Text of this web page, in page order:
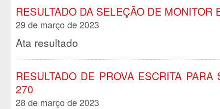
RESULTADO DA SELEÇÃO DE MONITOR
29 de março de 2023
Ata resultado
RESULTADO DE PROVA ESCRITA
270
28 de março de 2023